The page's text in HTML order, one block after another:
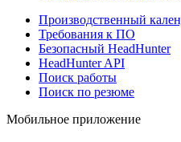
Производственный
Требования к ПО
Безопасный HeadHunter
HeadHunter API
Поиск работы
Поиск по резюме
Мобильное приложение